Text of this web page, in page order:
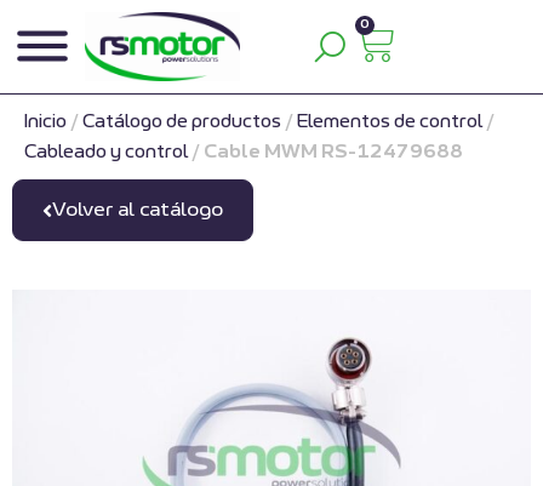
0
Inicio / Catálogo de productos / Elementos de control/
Cableado y control/ Cable MWM RS-12479688
Volver al catálogo